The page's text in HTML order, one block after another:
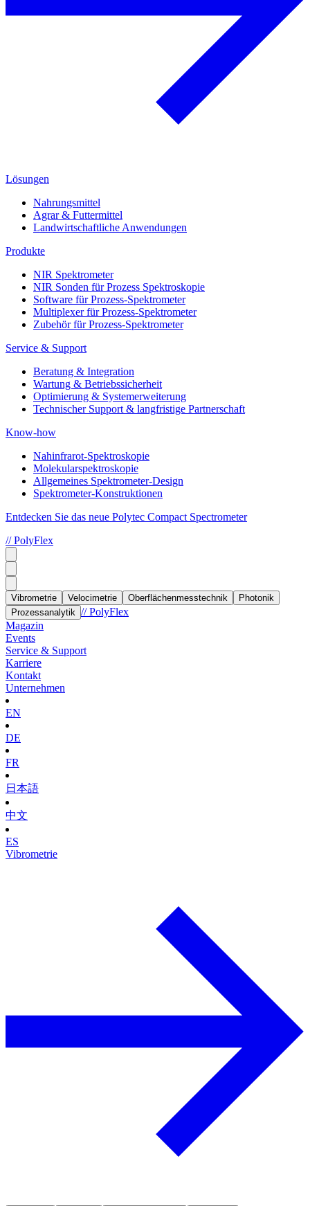
Lösungen
Nahrungsmittel
Agrar & Futtermittel
Landwirtschaftliche Anwendungen
Produkte
NIR Spektrometer
NIR Sonden für Prozess Spektroskopie
Software für Prozess-Spektrometer
Multiplexer für Prozess-Spektrometer
Zubehör für Prozess-Spektrometer
Service & Support
Beratung & Integration
Wartung & Betriebssicherheit
Optimierung & Systemerweiterung
Technischer Support & langfristige Partnerschaft
Know-how
Nahinfrarot-Spektroskopie
Molekularspektroskopie
Allgemeines Spektrometer-Design
Spektrometer-Konstruktionen
Entdecken Sie das neue Polytec Compact Spectrometer
// PolyFlex
Vibrometrie Velocimetrie Oberflächenmesstechnik
Photonik
Prozessanalytik // PolyFlex
Magazin
Events
Service & Support
Karriere
Kontakt
Unternehmen
EN
DE
FR
日本語
中文
ES
Vibrometrie